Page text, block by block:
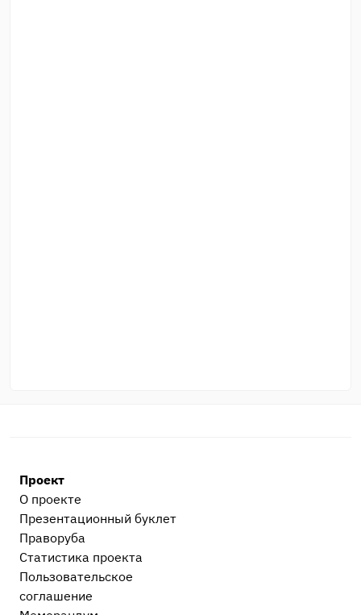
Проект
О проекте
Презентационный букл​ет
Праворуба
Статистика проекта
Пользовательское
соглашение